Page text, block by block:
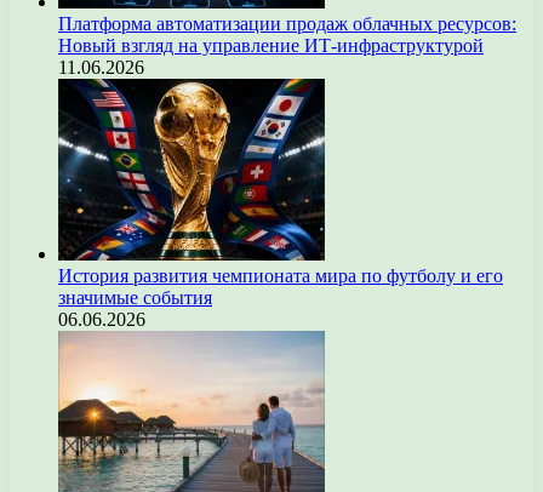
Платформа автоматизации продаж облачных ресурсов:
Новый взгляд на управление ИТ-инфраструктурой
11.06.2026
История развития чемпионата мира по футболу и его
значимые события
06.06.2026